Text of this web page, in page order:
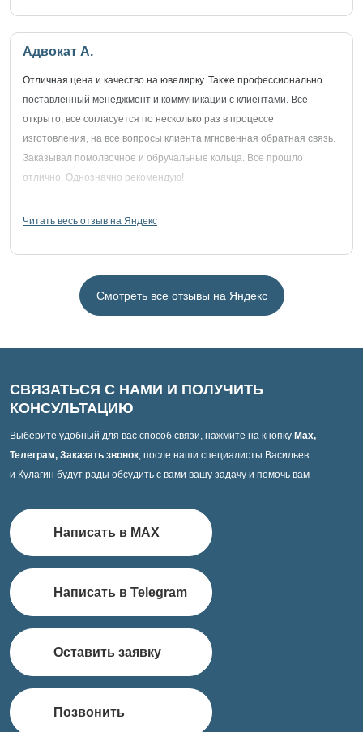
Адвокат А.
Отличная цена и качество на ювелирку. Также профессионально
поставленный менеджмент и коммуникации с клиентами. Все
открыто, все согласуется по несколько раз в процессе
изготовления, на все вопросы клиента мгновенная обратная связь.
Заказывал помолвочное и обручальные кольца. Все прошло
отлично. Однозначно рекомендую!
Читать весь отзыв на Яндекс
Смотреть все отзывы на Яндекс
СВЯЗАТЬСЯ С НАМИ И ПОЛУЧИТЬ
КОНСУЛЬТАЦИЮ
Выберите удобный для вас способ связи, нажмите на кнопку Max,
Телеграм, Заказать звонок, после наши специалисты Васильев
и Кулагин будут рады обсудить с вами вашу задачу и помочь вам
Написать в MAX
Написать в Telegram
Оставить заявку
Позвонить